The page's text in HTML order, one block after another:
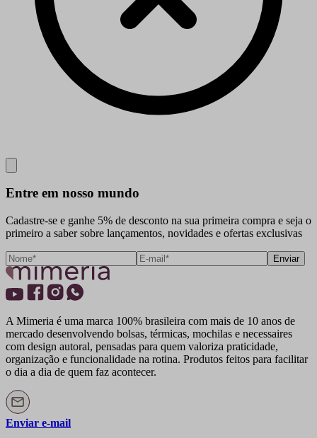
Entre em nosso mundo
Cadastre-se e ganhe 5% de desconto na sua primeira compra e seja o
primeiro a saber sobre lançamentos, novidades e ofertas exclusivas
Enviar
A Mimeria é uma marca 100% brasileira com mais de 10 anos de
mercado desenvolvendo bolsas, térmicas, mochilas e necessaires
com design autoral, pensadas para quem valoriza praticidade,
organização e funcionalidade na rotina. Produtos feitos para facilitar
o dia a dia de quem faz acontecer.
Enviar e-mail